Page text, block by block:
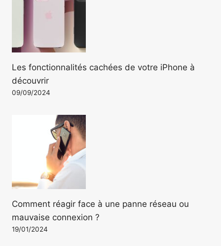
Les fonctionnalités cachées de votre iPhone à
découvrir
09/09/2024
Comment réagir face à une panne réseau ou
mauvaise connexion ?
19/01/2024